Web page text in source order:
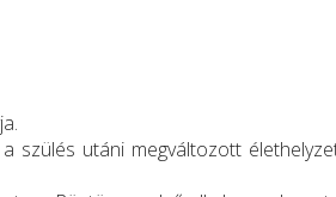
szülés utáni megváltozott